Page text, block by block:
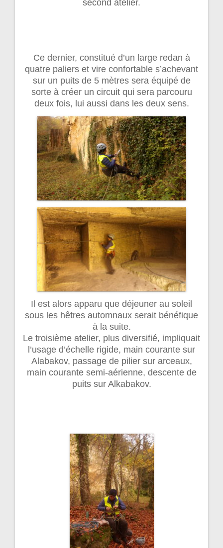
second atelier.
Ce dernier, constitué d’un large redan à
quatre paliers et vire confortable s’achevant
sur un puits de 5 mètres sera équipé de
sorte à créer un circuit qui sera parcouru
deux fois, lui aussi dans les deux sens.
Il est alors apparu que déjeuner au soleil
sous les hêtres automnaux serait bénéfique
à la suite.
Le troisième atelier, plus diversifié, impliquait
l’usage d’échelle rigide, main courante sur
Alabakov, passage de pilier sur arceaux,
main courante semi-aérienne, descente de
puits sur Alkabakov.